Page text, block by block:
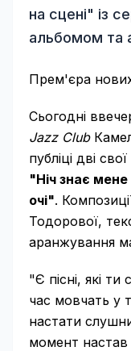
на сцені" із
альбомом та
Прем'єра
Сьогодні
Jazz Club
публіці дві
"Ніч знає
очі".
Тодорової,
аранжування
"Є пісні, які ти
час мовчать у
настати
момент настав